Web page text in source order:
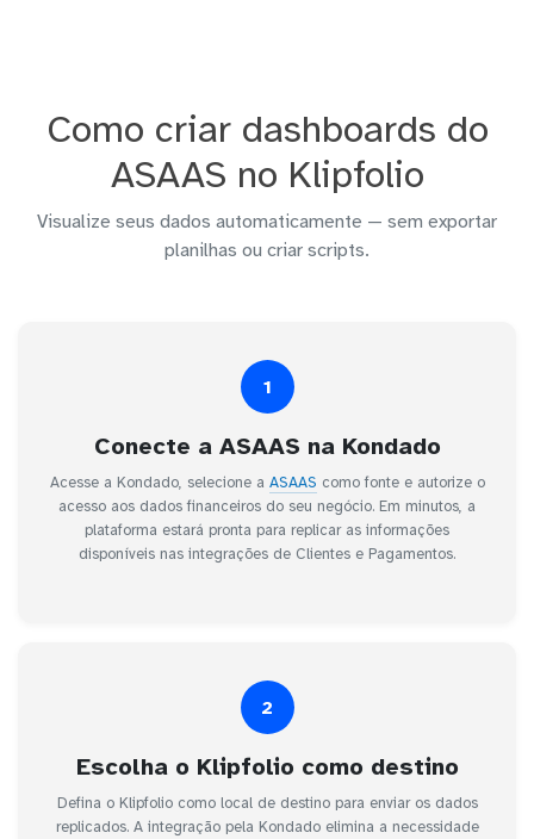
Como criar dashboards do
ASAAS no Klipfolio
Visualize seus dados automaticamente — sem exportar
planilhas ou criar scripts.
1
Conecte a ASAAS na Kondado
Acesse a Kondado, selecione a ASAAS como fonte e autorize o
acesso aos dados financeiros do seu negócio. Em minutos, a
plataforma estará pronta para replicar as informações
disponíveis nas integrações de Clientes e Pagamentos.
2
Escolha o Klipfolio como destino
Defina o Klipfolio como local de destino para enviar os dados
replicados. A integração pela Kondado elimina a necessidade